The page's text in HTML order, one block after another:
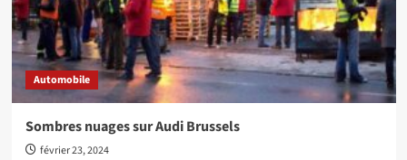
Automobile
Sombres nuages sur Audi Brussels
février 23, 2024